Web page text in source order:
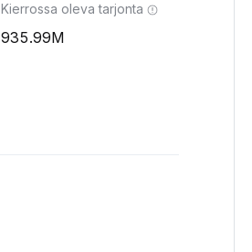
Kierrossa oleva tarjonta
935.99M